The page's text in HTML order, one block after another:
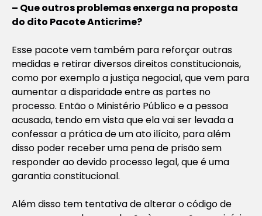
– Que outros problemas enxerga na proposta
do dito Pacote Anticrime?
Esse pacote vem também para reforçar outras
medidas e retirar diversos direitos constitucionais,
como por exemplo a justiça negocial, que vem para
aumentar a disparidade entre as partes no
processo. Então o Ministério Público e a pessoa
acusada, tendo em vista que ela vai ser levada a
confessar a prática de um ato ilícito, para além
disso poder receber uma pena de prisão sem
responder ao devido processo legal, que é uma
garantia constitucional.
Além disso tem tentativa de alterar o código de